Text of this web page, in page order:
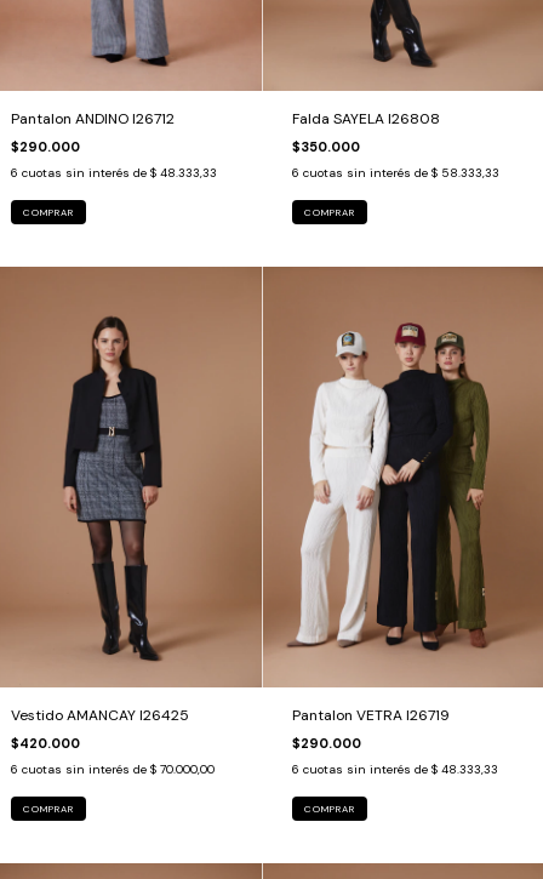
Pantalon ANDINO I26712
$290.000
6 cuotas sin interés de $ 48.333,33
COMPRAR
Falda SAYELA I26808
$350.000
6 cuotas sin interés de $ 58.333,33
COMPRAR
Vestido AMANCAY I26425
$420.000
6 cuotas sin interés de $ 70.000,00
COMPRAR
Pantalon VETRA I26719
$290.000
6 cuotas sin interés de $ 48.333,33
COMPRAR